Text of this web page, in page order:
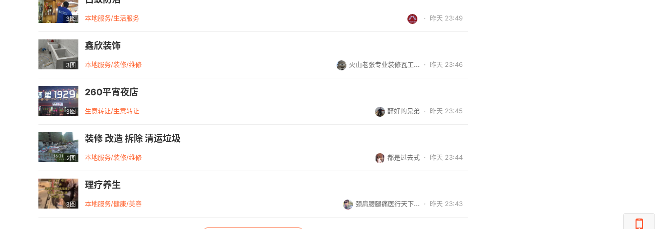
3图 本地服务/生活服务 · 昨天 23:49
3图
鑫欣装饰
本地服务/装修/维修 火山老张专业装修瓦工... · 昨天 23:46
3图
260平宵夜店
生意转让/生意转让 醉好的兄弟 · 昨天 23:45
2图
装修 改造 拆除 清运垃圾
本地服务/装修/维修 都是过去式 · 昨天 23:44
3图
理疗养生
本地服务/健康/美容 颈肩腰腿痛医行天下... · 昨天 23:43